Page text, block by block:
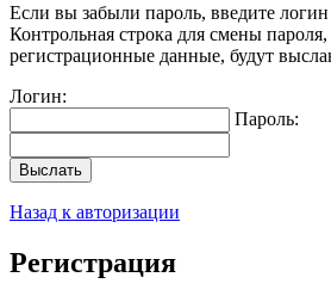
Если вы забыли пароль, введите
Контрольная строка для смены
регистрационные данные, будут
Логин:
Пароль:
Выслать
Назад к авторизации
Регистрация